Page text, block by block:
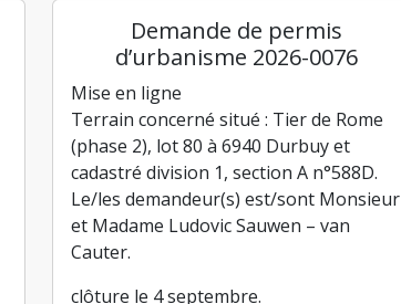
Demande de permis
d’urbanisme 2026-0076
Mise en ligne
Terrain concerné situé : Tier de Rome
(phase 2), lot 80 à 6940 Durbuy et
cadastré division 1, section A n°588D.
Le/les demandeur(s) est/sont Monsieur
et Madame Ludovic Sauwen – van
Cauter.
clôture le 4 septembre.